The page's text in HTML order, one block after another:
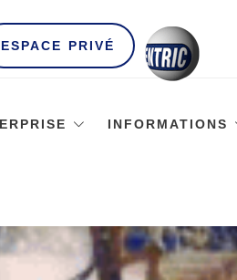
ESPACE PRIVÉ
INFORMATIONS